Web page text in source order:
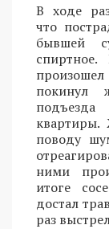
В ходе
что
бывшей
произошел
покинул
подъезда
квартиры.
поводу
ними
итоге
достал
раз